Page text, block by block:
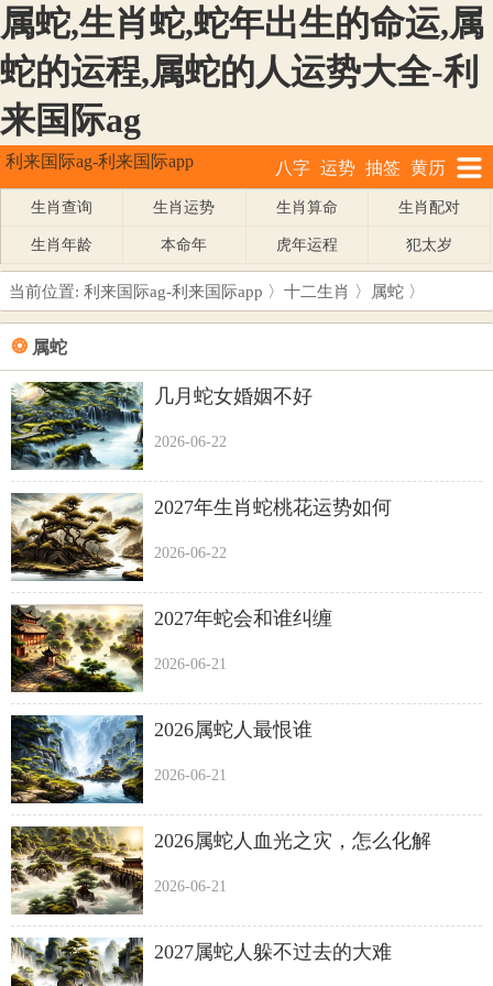
属蛇,生肖蛇,蛇年出生的命运,属
蛇的运程,属蛇的人运势大全-利
来国际ag
利来国际ag-利来国际app 八字 运势 抽签 黄历
生肖查询 生肖运势 生肖算命 生肖配对
生肖年龄 本命年 虎年运程 犯太岁
当前位置: 利来国际ag-利来国际app 〉 十二生肖 〉 属蛇 〉
❂ 属蛇
几月蛇女婚姻不好
2026-06-22
2027年生肖蛇桃花运势如何
2026-06-22
2027年蛇会和谁纠缠
2026-06-21
2026属蛇人最恨谁
2026-06-21
2026属蛇人血光之灾，怎么化解
2026-06-21
2027属蛇人躲不过去的大难